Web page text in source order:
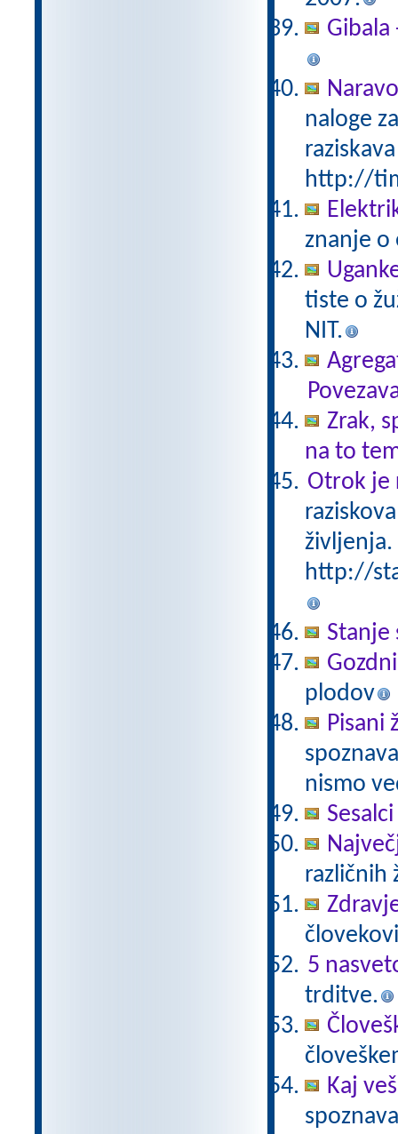
Gibala
naloge
http://
znanje o
tiste o
NIT.
Zrak,
na to
Otrok je
življenja.
http://
Stanje
plodov
Pisani
nismo
Sesalci
različnih
5
trditve.
Kaj